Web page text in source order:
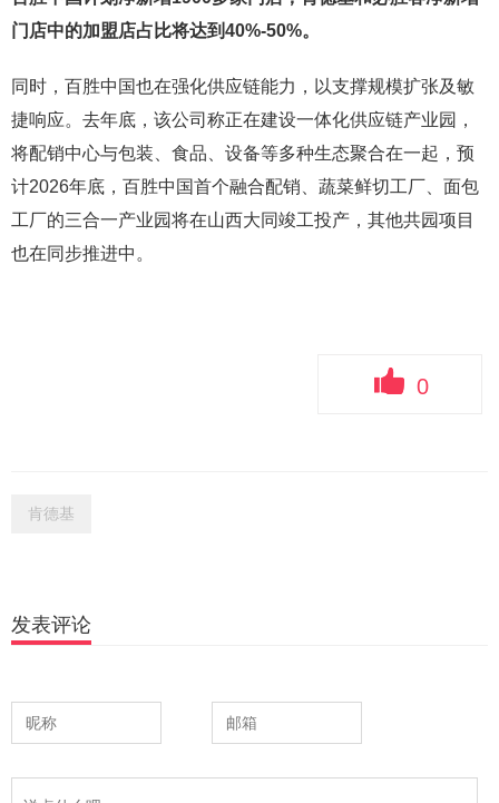
门店中的加盟店占比将达到40%-50%。
同时，百胜中国也在强化供应链能力，以支撑规模扩张及敏
捷响应。去年底，该公司称正在建设一体化供应链产业园，
将配销中心与包装、食品、设备等多种生态聚合在一起，预
计2026年底，百胜中国首个融合配销、蔬菜鲜切工厂、面包
工厂的三合一产业园将在山西大同竣工投产，其他共园项目
也在同步推进中。
0
肯德基
发表评论